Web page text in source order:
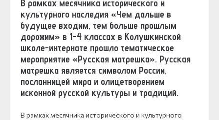
В рамках месячника исторического и
культурного наследия «Чем дальше в
будущее входим, тем больше прошлым
дорожим» в 1-4 классах в Колушкинской
школе-интернате прошло тематическое
мероприятие «Русская матрешка». Русская
матрешка является символом России,
посланницей мира и олицетворением
исконной русской культуры и традиций.
В рамках месячника исторического и культурного